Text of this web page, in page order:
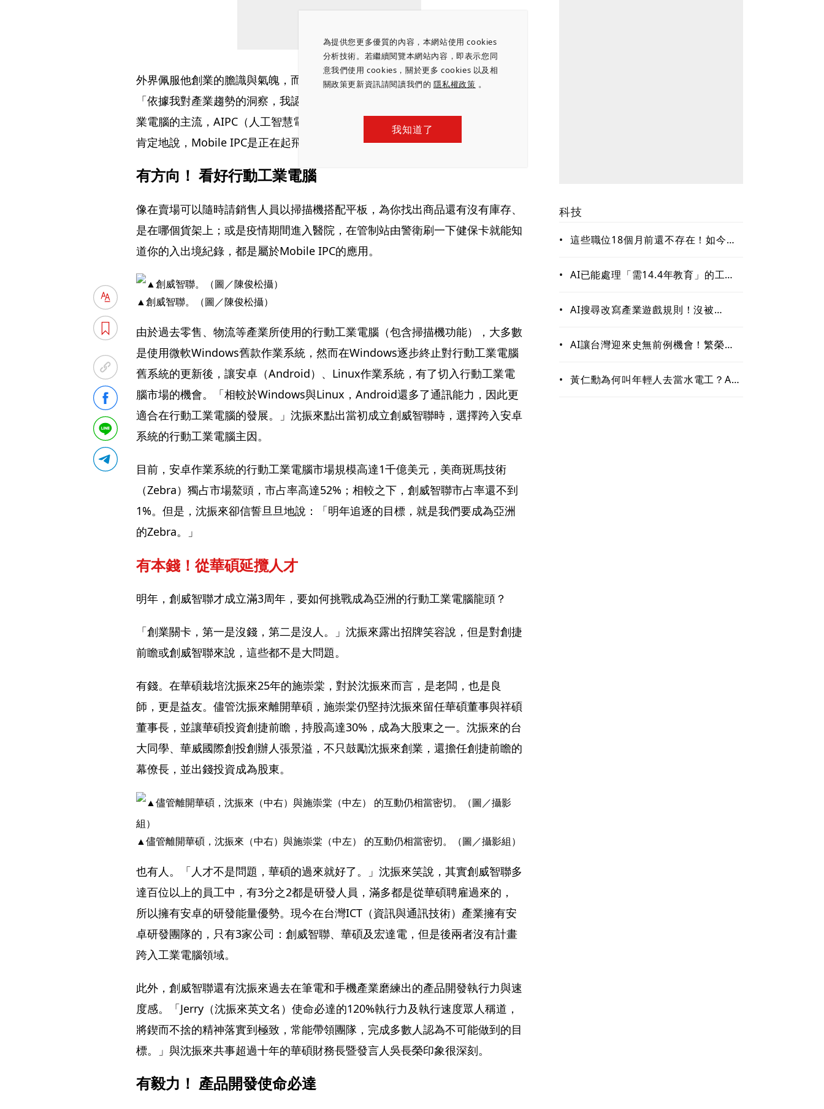
為提供您更多優質的內容，本網站使用 cookies
分析技術。若繼續閱覽本網站內容，即表示您同
意我們使用 cookies，關於更多 cookies 以及相
關政策更新資訊請閱讀我們的 隱私權政策 。
我知道了
外界佩服他創業的膽識與氣魄，而他自己對於如此重大的決定，也有一套解讀。
「依據我對產業趨勢的洞察，我認為因應運算力的演進，Mobile IPC將成為工
業電腦的主流，AIPC（人工智慧電腦）則是Mobile IPC的下一步。」沈振來很
肯定地說，Mobile IPC是正在起飛的市場，每年成長1至3%。
有方向！ 看好行動工業電腦
像在賣場可以隨時請銷售人員以掃描機搭配平板，為你找出商品還有沒有庫存、
是在哪個貨架上；或是疫情期間進入醫院，在管制站由警衛刷一下健保卡就能知
道你的入出境紀錄，都是屬於Mobile IPC的應用。
▲創威智聯。（圖／陳俊松攝）
由於過去零售、物流等產業所使用的行動工業電腦（包含掃描機功能），大多數
是使用微軟Windows舊款作業系統，然而在Windows逐步終止對行動工業電腦
舊系統的更新後，讓安卓（Android）、Linux作業系統，有了切入行動工業電
腦市場的機會。「相較於Windows與Linux，Android還多了通訊能力，因此更
適合在行動工業電腦的發展。」沈振來點出當初成立創威智聯時，選擇跨入安卓
系統的行動工業電腦主因。
目前，安卓作業系統的行動工業電腦市場規模高達1千億美元，美商斑馬技術
（Zebra）獨占市場鰲頭，市占率高達52%；相較之下，創威智聯市占率還不到
1%。但是，沈振來卻信誓旦旦地說：「明年追逐的目標，就是我們要成為亞洲
的Zebra。」
有本錢！從華碩延攬人才
明年，創威智聯才成立滿3周年，要如何挑戰成為亞洲的行動工業電腦龍頭？
「創業關卡，第一是沒錢，第二是沒人。」沈振來露出招牌笑容說，但是對創捷
前瞻或創威智聯來說，這些都不是大問題。
有錢。在華碩栽培沈振來25年的施崇棠，對於沈振來而言，是老闆，也是良
師，更是益友。儘管沈振來離開華碩，施崇棠仍堅持沈振來留任華碩董事與祥碩
董事長，並讓華碩投資創捷前瞻，持股高達30%，成為大股東之一。沈振來的台
大同學、華威國際創投創辦人張景溢，不只鼓勵沈振來創業，還擔任創捷前瞻的
幕僚長，並出錢投資成為股東。
▲儘管離開華碩，沈振來（中右）與施崇棠（中左） 的互動仍相當密切。（圖／攝影組）
也有人。「人才不是問題，華碩的過來就好了。」沈振來笑說，其實創威智聯多
達百位以上的員工中，有3分之2都是研發人員，滿多都是從華碩聘雇過來的，
所以擁有安卓的研發能量優勢。現今在台灣ICT（資訊與通訊技術）產業擁有安
卓研發團隊的，只有3家公司：創威智聯、華碩及宏達電，但是後兩者沒有計畫
跨入工業電腦領域。
此外，創威智聯還有沈振來過去在筆電和手機產業磨練出的產品開發執行力與速
度感。「Jerry（沈振來英文名）使命必達的120%執行力及執行速度眾人稱道，
將鍥而不捨的精神落實到極致，常能帶領團隊，完成多數人認為不可能做到的目
標。」與沈振來共事超過十年的華碩財務長暨發言人吳長榮印象很深刻。
有毅力！ 產品開發使命必達
科技
• 這些職位18個月前還不存在！如今年
缺哪種人才？
• AI已能處理「需14.4年教育」的工
最值錢的是這些
• AI搜尋改寫產業遊戲規則！沒被
失」 品牌如何搶下話語權？
• AI讓台灣迎來史無前例機會！繁榮背
其衝
• 黃仁勳為何叫年輕人去當水電工？AI